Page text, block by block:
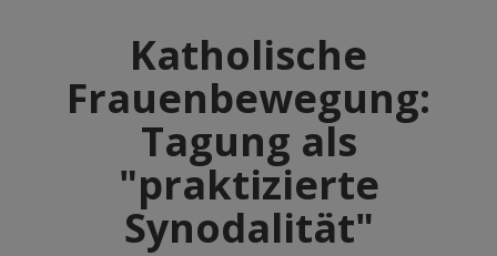
Katholische
Frauenbewegung:
Tagung als
"praktizierte
Synodalität"